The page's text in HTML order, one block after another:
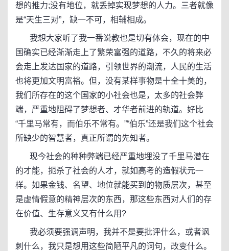
想的推力;没有地位，就丢掉实现梦想的人力。三者就像
是“天生三对”，缺一不可，相辅相成。
我想大家听了我一番说教也是切有体会，现在的中
国确实已经渐渐走上了繁荣富强的道路，不久的将来必
会走上发达国家的道路，引领世界的潮流，人民的生活
也将更加文明富裕。但，没有某样事物是十全十美的，
我们所存在的这个国家的小社会也是，太多的社会弊
端，严重地阻碍了梦想者、才华者前进的轨道。好比
“千里马常有，而伯乐不常有。”“伯乐”还是我们这个社会
所缺少的智慧者，真正所谓的先知者。
现今社会的种种弊端已经严重地埋没了千里马潜在
的才能，扼杀了社会的人才，就如高考的造假状元一
样。如果金钱、名望、地位就能买到的物质层次，甚至
是虚情假意的精神层次的东西，那这些东西对人们的存
在价值、生存意义又有什么用?
我必须要强调声明，我并不是要批评什么，或者讽
刺什么，我只是想用这些简陋平凡的词句，改变什么。